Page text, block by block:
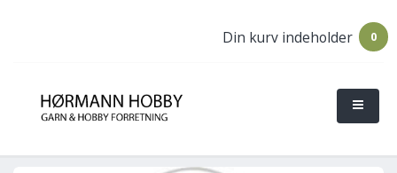
0
Din kurv indeholder